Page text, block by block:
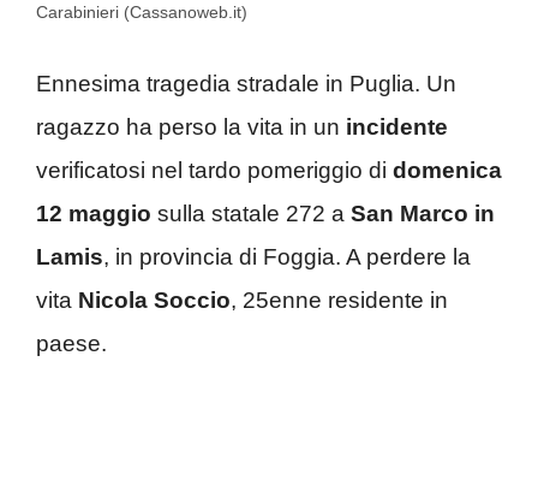
Carabinieri (Cassanoweb.it)
Ennesima tragedia stradale in Puglia. Un
ragazzo ha perso la vita in un incidente
verificatosi nel tardo pomeriggio di domenica
12 maggio sulla statale 272 a San Marco in
Lamis, in provincia di Foggia. A perdere la
vita Nicola Soccio, 25enne residente in
paese.